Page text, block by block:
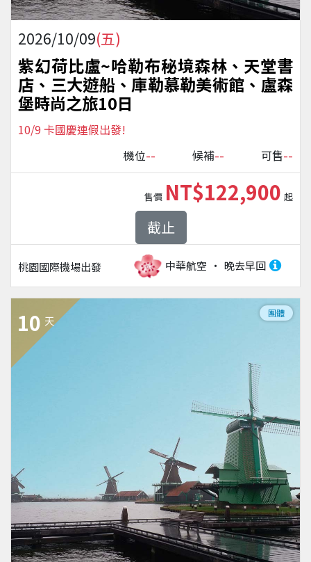
2026/10/09(五)
紫幻荷比盧~哈勒布秘境森林、天堂書
店、三大遊船、庫勒慕勒美術館、盧森
堡時尚之旅10日
10/9 卡國慶連假出發!
機位-- 候補-- 可售--
桃園國際機場出發 中華航空 晚去早回
售價 NT$122,900 起
截止
10 天
團體